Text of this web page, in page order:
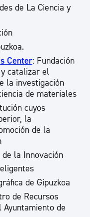
de La Ciencia y
Center: Fundación
catalizar el
la investigación
de materiales
cuyos
la
de la
de la Innovación
de Gipuzkoa
de Recursos
de